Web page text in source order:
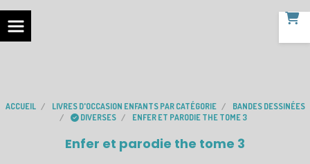
ACCUEIL LIVRES D'OCCASION ENFANTS PAR CATÉGORIE
BANDES DESSINÉES
DIVERSES
ENFER ET PARODIE THE TOME 3
Enfer et parodie the tome 3